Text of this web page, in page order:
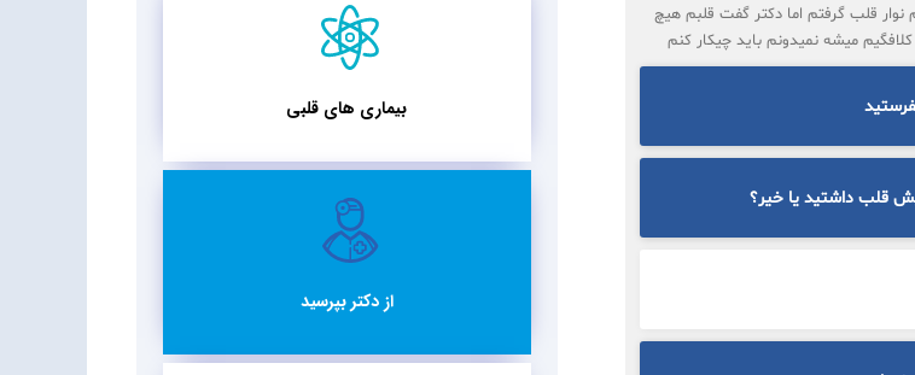
شدم نوار قلب گرفتم اما دکتر گفت قلبم هیچ
میشه نمیدونم باید چیکار کنم
قلب داشتید یا خیر؟
بیماری های قلبی
از دکتر بپرسید